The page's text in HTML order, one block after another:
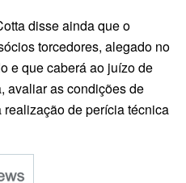
disse ainda que o
torcedores, alegado no
e que caberá ao juízo de
avaliar as condições de
de perícia técnica